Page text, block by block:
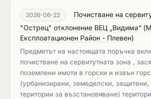
2026-06-22
Почистване на
"Острец" отклонение ВЕЦ „Видима“ (
Експлоатационен Район - Плевен)
Предметът на настоящата поръчка
почистване на сервитутната зона ,
поземлени имоти в горски и извън
(урбанизирани, земеделски,
територии за възстановяване)